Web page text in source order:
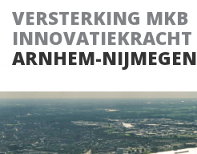
VERSTERKING MKB
INNOVATIEKRACHT
ARNHEM-NIJMEGEN